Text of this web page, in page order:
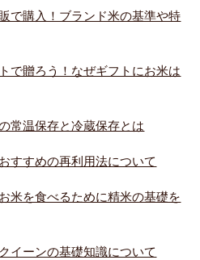
で購入！ブランド米の基準や特
で贈ろう！なぜギフトにお米は
常温保存と冷蔵保存とは
すすめの再利用法について
米を食べるために精米の基礎を
イーンの基礎知識について